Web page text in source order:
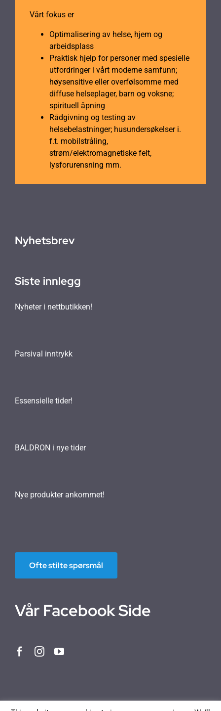
Vårt fokus er
Optimalisering av helse, hjem og
arbeidsplass
Praktisk hjelp for personer med spesielle
utfordringer i vårt moderne samfunn;
høysensitive eller overfølsomme med
diffuse helseplager, barn og voksne;
spirituell åpning
Rådgivning og testing av
helsebelastninger; husundersøkelser i.
f.t. mobilstråling,
strøm/elektromagnetiske felt,
lysforurensning mm.
Nyhetsbrev
Siste innlegg
Nyheter i nettbutikken!
Parsival inntrykk
Essensielle tider!
BALDRON i nye tider
Nye produkter ankommet!
Ofte stilte spørsmål
Vår Facebook Side